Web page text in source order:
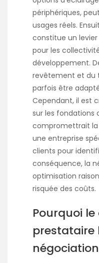
périphériques,
usages réels.
constitue un
pour les
développement.
revêtement et du
parfois être
Cependant, il est
sur les fondations
compromettrait la
une entreprise
clients pour
conséquence, la
optimisation
risquée des coûts.
Pourquoi le
prestataire